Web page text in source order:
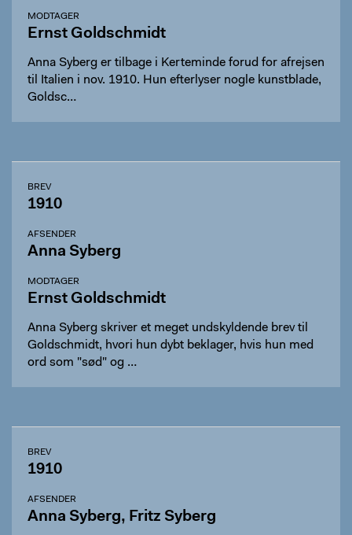
MODTAGER
Ernst Goldschmidt
Anna Syberg er tilbage i Kerteminde forud for afrejsen
til Italien i nov. 1910. Hun efterlyser nogle kunstblade,
Goldsc…
BREV
1910
AFSENDER
Anna Syberg
MODTAGER
Ernst Goldschmidt
Anna Syberg skriver et meget undskyldende brev til
Goldschmidt, hvori hun dybt beklager, hvis hun med
ord som "sød" og …
BREV
1910
AFSENDER
Anna Syberg, Fritz Syberg